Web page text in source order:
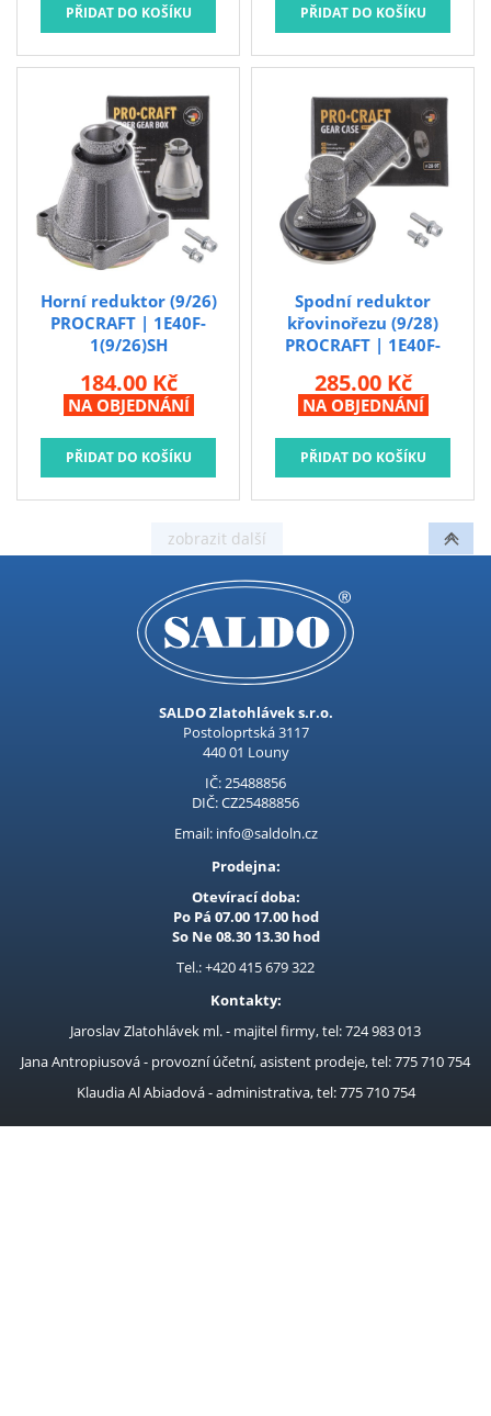
Horní reduktor (9/26)
PROCRAFT | 1E40F-
1(9/26)SH
PROCRAFT
184.00 Kč
NA OBJEDNÁNÍ
Spodní reduktor
křovinořezu (9/28)
PROCRAFT | 1E40F-
Spodní reduktor
křovinořezu (9/28)
PROCRAFT
285.00 Kč
NA OBJEDNÁNÍ
SALDO Zlatohlávek s.r.o.
Postoloprtská 3117
440 01 Louny
IČ: 25488856
DIČ: CZ25488856
Email: info@saldoln.cz
Prodejna:
Otevírací doba:
Po Pá 07.00 17.00 hod
So Ne 08.30 13.30 hod
Tel.: +420 415 679 322
Kontakty:
Jaroslav Zlatohlávek ml. - majitel firmy, tel: 724 983 013
Jana Antropiusová - provozní účetní, asistent prodeje, tel: 775 710 754
Klaudia Al Abiadová - administrativa, tel: 775 710 754